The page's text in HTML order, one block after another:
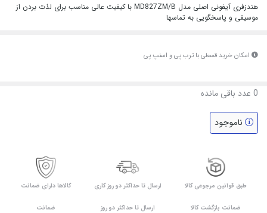
هندزفری آیفونی اصلی مدل MD827ZM/B با کیفیت عالی مناسب برای لذت بردن از
موسیقی و پاسخگویی به تماسها
امکان خرید قسطی با ترب پی و اسنپ پی
0 عدد باقی مانده
ناموجود
طبق قوانین مرجوعی کالا
ضمانت بازگشت کالا
ارسال تا حداکثر دو روز کاری
ارسال تا حداکثر دو روز
کالاها دارای ضمانت
ضمانت